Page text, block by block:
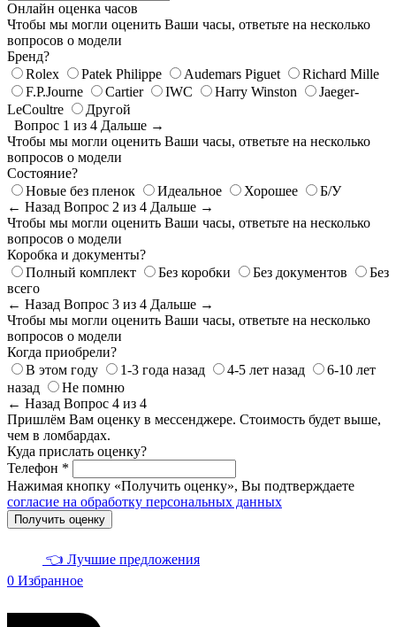
Онлайн оценка часов
Чтобы мы могли оценить Ваши часы, ответьте на несколько
вопросов о модели
Бренд?
Rolex
Patek Philippe Audemars Piguet
Richard Mille
F.P.Journe
Cartier IWC Harry Winston
Jaeger-
LeCoultre
Другой
Вопрос 1 из 4 Дальше →
Чтобы мы могли оценить Ваши часы, ответьте на несколько
вопросов о модели
Состояние?
Новые без пленок
Идеальное Хорошее
Б/У
← Назад Вопрос 2 из 4 Дальше →
Чтобы мы могли оценить Ваши часы, ответьте на несколько
вопросов о модели
Коробка и документы?
Полный комплект
Без коробки Без документов
Без
всего
← Назад Вопрос 3 из 4 Дальше →
Чтобы мы могли оценить Ваши часы, ответьте на несколько
вопросов о модели
Когда приобрели?
В этом году
1-3 года назад 4-5 лет назад
6-10 лет
назад
Не помню
← Назад Вопрос 4 из 4
Пришлём Вам оценку в мессенджере. Стоимость будет выше,
чем в ломбардах.
Куда прислать оценку?
Телефон *
Нажимая кнопку «Получить оценку», Вы подтверждаете
согласие на обработку персональных данных
Получить оценку
👈 Лучшие предложения
0 Избранное